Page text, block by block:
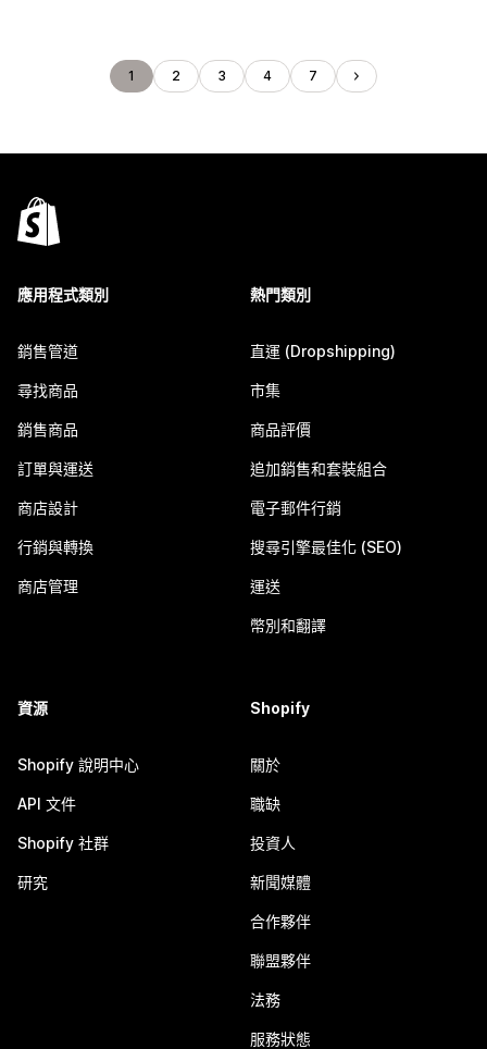
1 2 3 4 7
應用程式類別
銷售管道
尋找商品
銷售商品
訂單與運送
商店設計
行銷與轉換
商店管理
熱門類別
直運 (Dropshipping)
市集
商品評價
追加銷售和套裝組合
電子郵件行銷
搜尋引擎最佳化 (SEO)
運送
幣別和翻譯
資源
Shopify 說明中心
API 文件
Shopify 社群
研究
Shopify
關於
職缺
投資人
新聞媒體
合作夥伴
聯盟夥伴
法務
服務狀態